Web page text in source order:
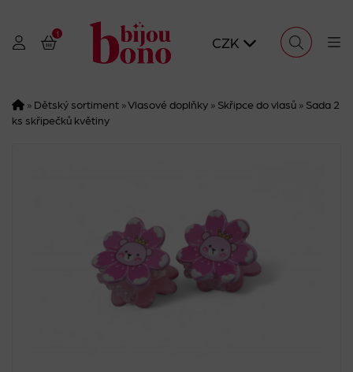
1
CZK
» Dětský sortiment»Vlasové doplňky» Skřipce do vlasů» Sada 2
ks skřipečků květiny